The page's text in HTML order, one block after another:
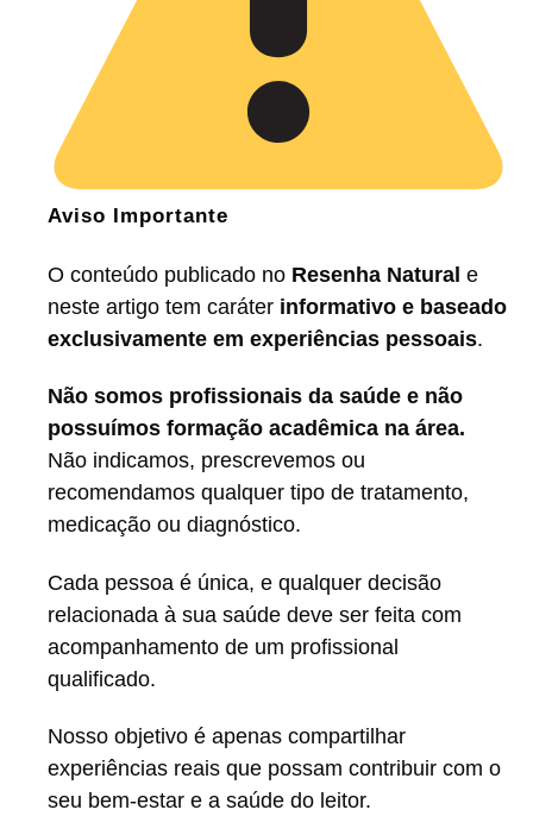
Aviso Importante
O conteúdo publicado no Resenha Natural e
neste artigo tem caráter informativo e baseado
exclusivamente em experiências pessoais.
Não somos profissionais da saúde e não
possuímos formação acadêmica na área.
Não indicamos, prescrevemos ou
recomendamos qualquer tipo de tratamento,
medicação ou diagnóstico.
Cada pessoa é única, e qualquer decisão
relacionada à sua saúde deve ser feita com
acompanhamento de um profissional
qualificado.
Nosso objetivo é apenas compartilhar
experiências reais que possam contribuir com o
seu bem-estar e a saúde do leitor.